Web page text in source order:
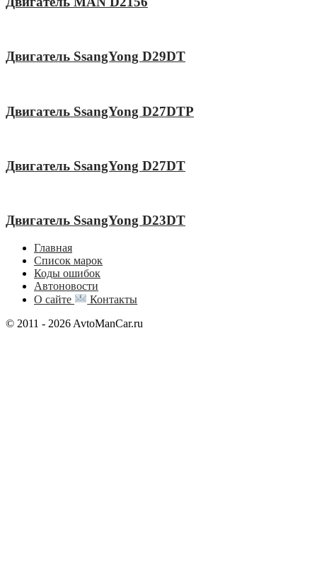
Двигатель SsangYong D29DT
Двигатель SsangYong D27DTP
Двигатель SsangYong D27DT
Двигатель SsangYong D23DT
Главная
Список марок
Коды ошибок
Автоновости
О сайте
Контакты
© 2011 - 2026 AvtoManCar.ru